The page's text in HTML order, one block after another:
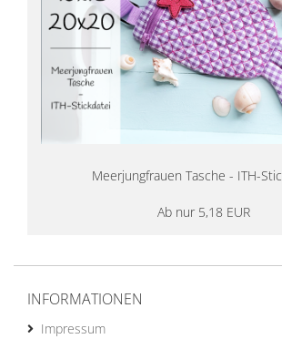
Meerjungfrauen Tasche - ITH-
Ab nur 5,18 EUR
INFORMATIONEN
Impressum